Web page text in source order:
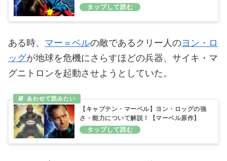
ある時、 マー＝ベルの敵であるクリー人のヨン・ロ
ッグが地球を危機にさらすほどの兵器、サイキ・マ
グニトロンを起動させようとしていた。
【キャプテン・マーベル】ヨン・ロッグの強
さ・能力について解説！【マーベル原作】